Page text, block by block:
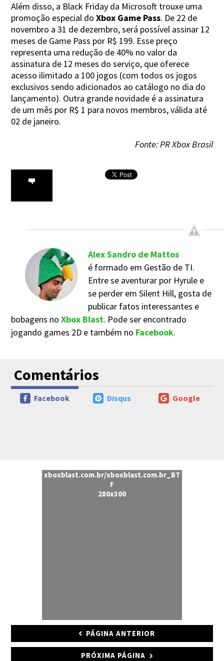
Além disso, a Black Friday da Microsoft trouxe uma
promoção especial doXbox Game Pass. De 22 de
novembro a 31 de dezembro, será possível assinar 12
meses de Game Pass por R$ 199. Esse preço
representa uma redução de 40% no valor da
assinatura de 12 meses do serviço, que oferece
acesso ilimitado a 100 jogos (com todos os jogos
exclusivos sendo adicionados ao catálogo no dia do
lançamento). Outra grande novidade é a assinatura
de um mês por R$ 1 para novos membros, válida até
02 de janeiro.
Fonte: PR Xbox Brasil
Alex Sandro de Mattos
é formado em Gestão de TI.
Entre se aventurar por Hyrule e
se perder em Silent Hill, gosta de
publicar fatos interessantes e
bobagens noXbox Blast. Pode ser encontrado
jogando games 2D e também no Facebook.
Comentários
Google
Disqus
Facebook
xboxblast.com.br/xboxblast.com.br_BT
F
280x300
PÁGINA ANTERIOR
PRÓXIMA PÁGINA